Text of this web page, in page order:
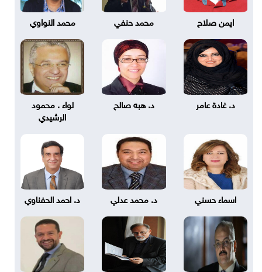
ايمن صلاح محمد حنفي محمد النواوي
د. غادة عامر د. هبه صالح
لواء . محمود
الرشيدي
اسماء حسني د. محمد عدلي د. احمد الحفناوي